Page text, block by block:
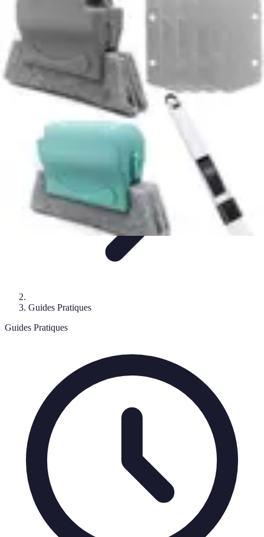
Conseils de préparation
Choix
du Vitrage
Préparation et conseils
Remplacement Vitre
Guides Pratiques
Guides Pratiques